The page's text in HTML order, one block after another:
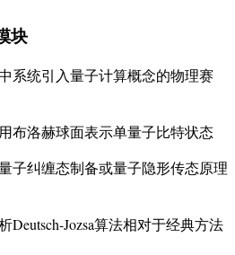
块
系统引入量子计算概念的物理赛
布洛赫球面表示单量子比特状态
子纠缠态制备或量子隐形传态原理
Deutsch-Jozsa算法相对于经典方法